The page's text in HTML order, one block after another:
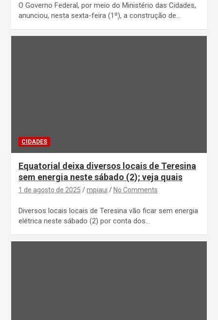
O Governo Federal, por meio do Ministério das Cidades,
anunciou, nesta sexta-feira (1º), a construção de…
CIDADES
Equatorial deixa diversos locais de Teresina
sem energia neste sábado (2); veja quais
1 de agosto de 2025 mpiaui No Comments
Diversos locais locais de Teresina vão ficar sem energia
elétrica neste sábado (2) por conta dos…